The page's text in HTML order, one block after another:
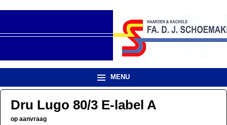
MENU
Dru Lugo 80/3 E-label A
op aanvraag